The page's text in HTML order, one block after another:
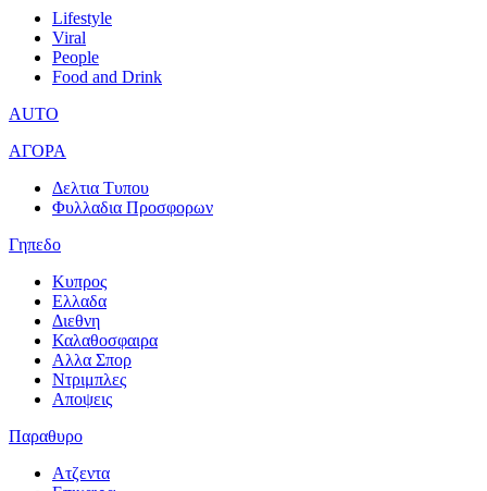
Lifestyle
Viral
People
Food and Drink
AUTO
ΑΓΟΡΑ
Δελτια Τυπου
Φυλλαδια Προσφορων
Γηπεδο
Κυπρος
Ελλαδα
Διεθνη
Καλαθοσφαιρα
Αλλα Σπορ
Ντριμπλες
Αποψεις
Παραθυρο
Ατζεντα